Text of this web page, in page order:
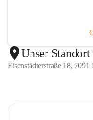
Unser Standort
Eisenstädterstraße 18,